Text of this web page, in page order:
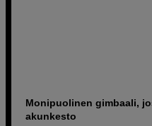
Monipuolinen gimbaali,
akunkesto